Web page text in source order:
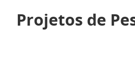
Projetos de